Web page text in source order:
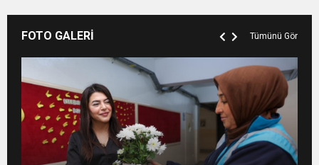
FOTO GALERİ Tümünü Gör